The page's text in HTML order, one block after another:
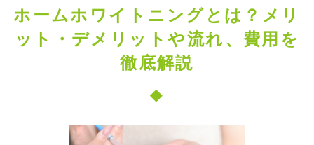
ホームホワイトニングとは？メリ
ット・デメリットや流れ、費用を
徹底解説